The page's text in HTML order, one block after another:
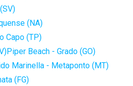
(NA)
Capo (TP)
Piper Beach - Grado (GO)
Marinella - Metaponto (MT)
(FG)